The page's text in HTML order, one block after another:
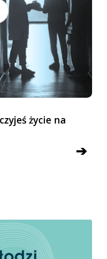
życie na
➔